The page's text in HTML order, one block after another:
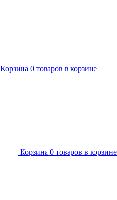
Корзина 0 товаров в корзине
Корзина 0 товаров в корзине